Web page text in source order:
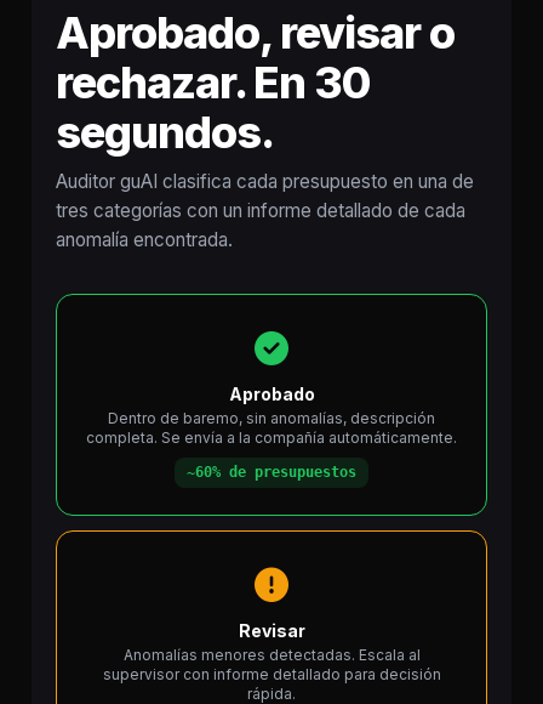
Aprobado, revisar o
rechazar. En 30
segundos.
Auditor guAI clasifica cada presupuesto en una de
tres categorías con un informe detallado de cada
anomalía encontrada.
Aprobado
Dentro de baremo, sin anomalías, descripción
completa. Se envía a la compañía automáticamente.
~60% de presupuestos
Revisar
Anomalías menores detectadas. Escala al
supervisor con informe detallado para decisión
rápida.